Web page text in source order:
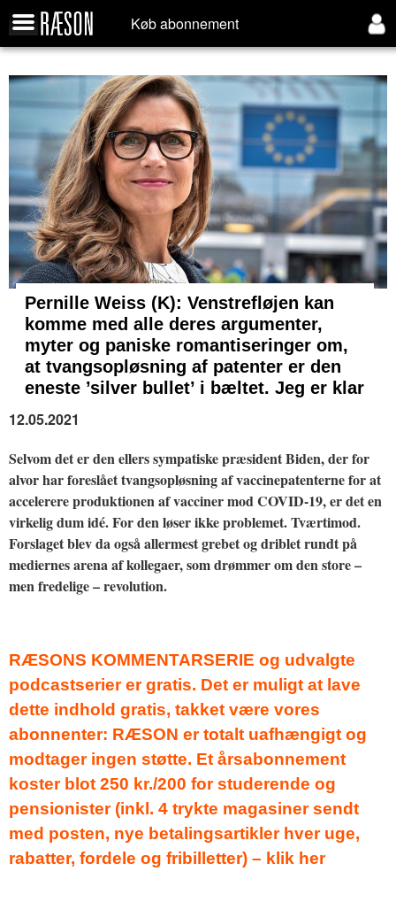
Køb abonnement
Pernille Weiss (K): Venstrefløjen kan
komme med alle deres argumenter,
myter og paniske romantiseringer om,
at tvangsopløsning af patenter er den
eneste ’silver bullet’ i bæltet. Jeg er klar
12.05.2021
Selvom det er den ellers sympatiske præsident Biden, der for
alvor har foreslået tvangsopløsning af vaccinepatenterne for at
accelerere produktionen af vacciner mod COVID-19, er det en
virkelig dum idé. For den løser ikke problemet. Tværtimod.
Forslaget blev da også allermest grebet og driblet rundt på
mediernes arena af kollegaer, som drømmer om den store –
men fredelige – revolution.
RÆSONS KOMMENTARSERIE og udvalgte
podcastserier er gratis. Det er muligt at lave
dette indhold gratis, takket være vores
abonnenter: RÆSON er totalt uafhængigt og
modtager ingen støtte. Et årsabonnement
koster blot 250 kr./200 for studerende og
pensionister (inkl. 4 trykte magasiner sendt
med posten, nye betalingsartikler hver uge,
rabatter, fordele og fribilletter) – klik her